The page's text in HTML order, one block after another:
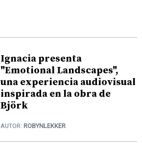
Ignacia presenta
"Emotional Landscapes",
una experiencia audiovisual
inspirada en la obra de
Björk
AUTOR: ROBYNLEKKER